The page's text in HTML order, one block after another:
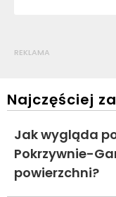
REKLAMA
Najczęściej
Jak wygląda
Pokrzywnie-
powierzchni?